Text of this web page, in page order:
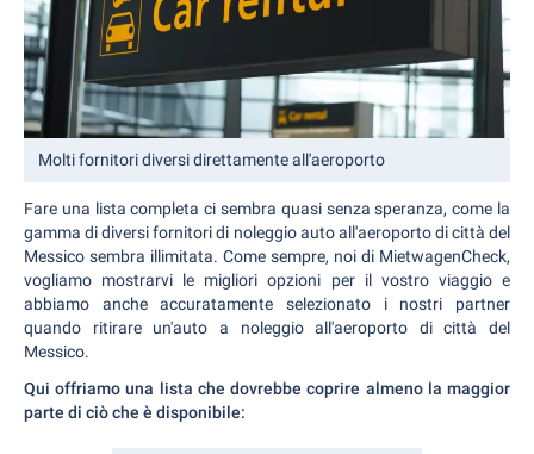
Molti fornitori diversi direttamente all'aeroporto
Fare una lista completa ci sembra quasi senza speranza, come la
gamma di diversi fornitori di noleggio auto all'aeroporto di città del
Messico sembra illimitata. Come sempre, noi di MietwagenCheck,
vogliamo mostrarvi le migliori opzioni per il vostro viaggio e
abbiamo anche accuratamente selezionato i nostri partner
quando ritirare un'auto a noleggio all'aeroporto di città del
Messico.
Qui offriamo una lista che dovrebbe coprire almeno la maggior
parte di ciò che è disponibile: